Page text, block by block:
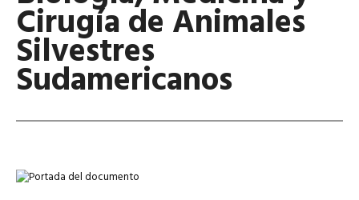
Cirugía de Animales
Silvestres
Sudamericanos